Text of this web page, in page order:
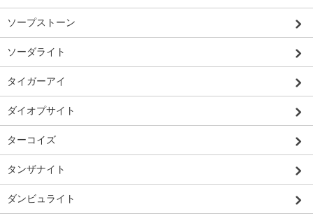
ソープストーン
ソーダライト
タイガーアイ
ダイオプサイト
ターコイズ
タンザナイト
ダンビュライト